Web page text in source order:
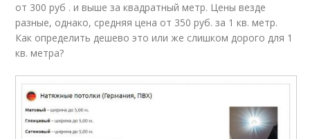
от 300 руб . и выше за квадратный метр. Цены везде
разные, однако, средняя цена от 350 руб. за 1 кв. метр.
Как определить дешево это или же слишком дорого для 1
кв. метра?